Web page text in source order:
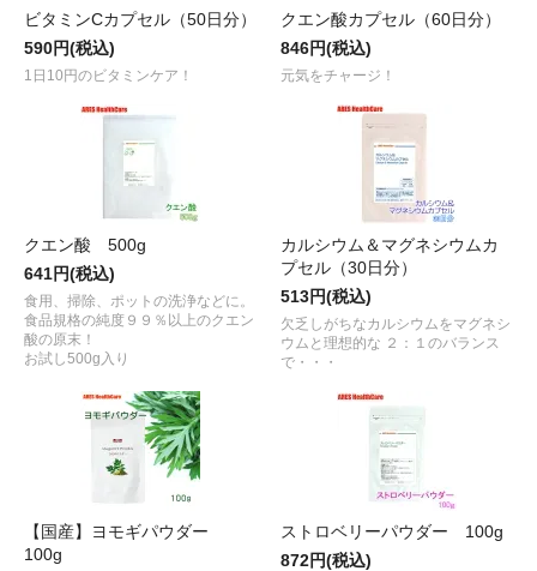
ビタミンCカプセル（50日分）
590円(税込)
1日10円のビタミンケア！
クエン酸カプセル（60日分）
846円(税込)
元気をチャージ！
クエン酸 500g
641円(税込)
食用、掃除、ポットの洗浄などに。
食品規格の純度９９％以上のクエン
酸の原末！
お試し500g入り
カルシウム＆マグネシウムカ
プセル（30日分）
513円(税込)
欠乏しがちなカルシウムをマグネシ
ウムと理想的な ２：１のバランス
で・・・
【国産】ヨモギパウダー
100g
ストロベリーパウダー 100g
872円(税込)